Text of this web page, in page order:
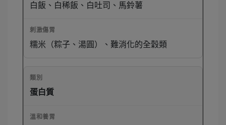
白飯、白稀飯、白吐司、馬鈴薯
糯米（粽子、湯圓）、難消化的全穀類
蛋白質